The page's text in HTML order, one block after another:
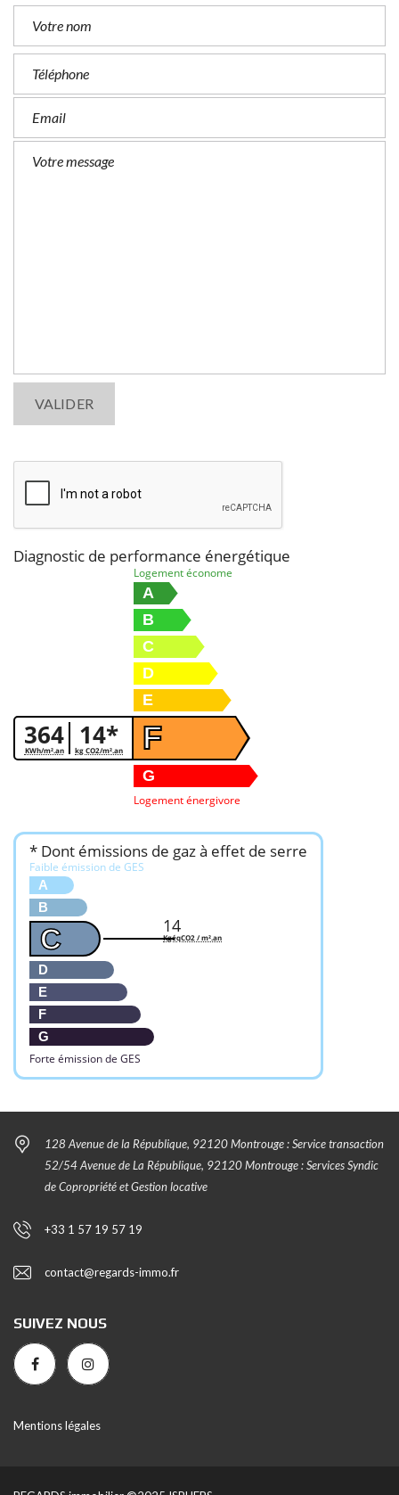
P
e
s
f
e
d
m
p
t
Diagnostic de performance énergétique
364
KWh/m².an 14*
kg CO2/m².an
Logement économe
A
B
C
D
E
F
G
Logement énergivore
* Dont émissions de gaz à effet de serre
Faible émission de GES
A
B
C
D
E
F
G
Forte émission de GES
14
KgéqCO2 / m².an
128 Avenue de la République, 92120 Montrouge : Service transaction
52/54 Avenue de La République, 92120 Montrouge : Services Syndic
de Copropriété et Gestion locative
+33 1 57 19 57 19
contact@regards-immo.fr
SUIVEZ NOUS
Mentions légales